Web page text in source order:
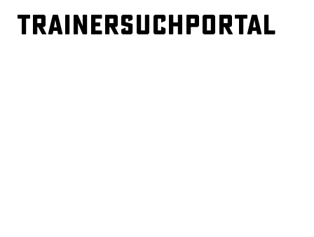
Trainersuchportal